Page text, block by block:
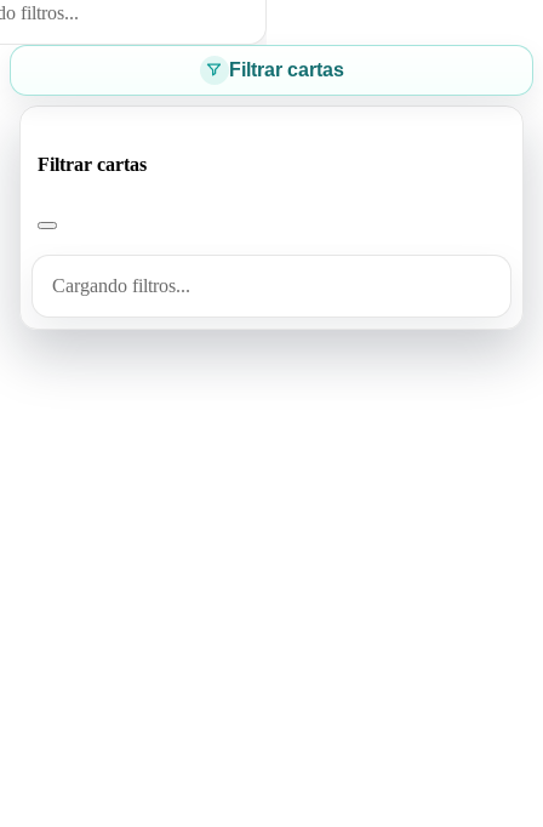
filtros...
Filtrar cartas
Filtrar cartas
Cargando filtros...